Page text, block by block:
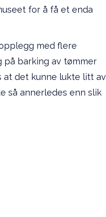
for å få et enda
med flere
på barking av tømmer
at det kunne lukte litt av
så annerledes enn slik